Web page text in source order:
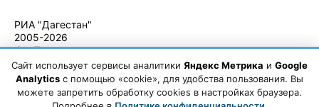
РИА "Дагестан"
2005-2026
© - Правила
использования
материалов.
Авторские
Сайт использует сервисы аналитики Яндекс Метрика и Google
Analytics с помощью «cookie», для удобства пользования. Вы
можете запретить обработку cookies в настройках браузера.